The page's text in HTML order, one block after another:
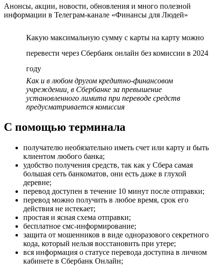
Анонсы, акции, новости, обновления и много полезной
информации в Телеграм-канале «Финансы для Людей»
Какую максимальную сумму с карты на карту можно
перевести через Сбербанк онлайн без комиссии в 2024
году
Как и в любом другом кредитно-финансовом
учреждении, в Сбербанке за превышение
установленного лимита при переводе средств
предусматривается комиссия
С помощью терминала
получателю необязательно иметь счет или карту и быть
клиентом любого банка;
удобство получения средств, так как у Сбера самая
большая сеть банкоматов, они есть даже в глухой
деревне;
перевод доступен в течение 10 минут после отправки;
перевод можно получить в любое время, срок его
действия не истекает;
простая и ясная схема отправки;
бесплатное смс-информирование;
защита от мошенников в виде одноразового секретного
кода, который нельзя восстановить при утере;
вся информация о статусе перевода доступна в личном
кабинете в Сбербанк Онлайн;